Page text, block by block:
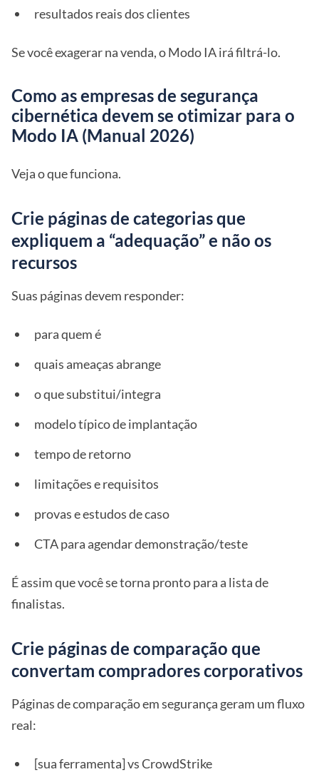
resultados reais dos clientes
Se você exagerar na venda, o Modo IA irá filtrá-lo.
Como as empresas de segurança
cibernética devem se otimizar para o
Modo IA (Manual 2026)
Veja o que funciona.
Crie páginas de categorias que
expliquem a “adequação” e não os
recursos
Suas páginas devem responder:
para quem é
quais ameaças abrange
o que substitui/integra
modelo típico de implantação
tempo de retorno
limitações e requisitos
provas e estudos de caso
CTA para agendar demonstração/teste
É assim que você se torna pronto para a lista de
finalistas.
Crie páginas de comparação que
convertam compradores corporativos
Páginas de comparação em segurança geram um fluxo
real:
[sua ferramenta] vs CrowdStrike